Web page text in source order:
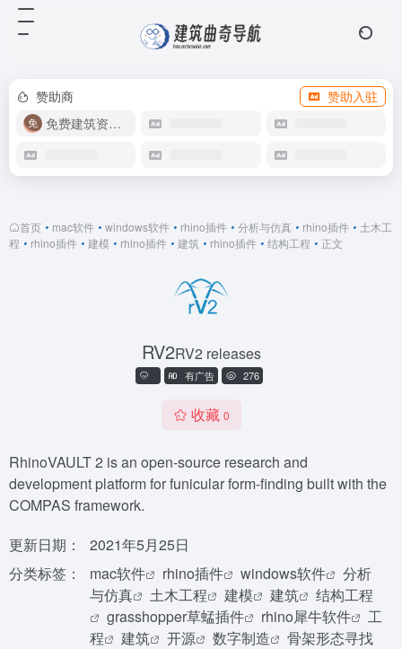
赞助商
赞助入驻
免费建筑资源库
首页 • mac软件 • windows软件 • rhino插件 • 分析与仿真 • rhino插件 • 土木工
程 • rhino插件 • 建模 • rhino插件 • 建筑 • rhino插件 • 结构工程 • 正文
RV2RV2 releases
有广告 276
收藏 0
RhinoVAULT 2 is an open-source research and
development platform for funicular form-finding built with the
COMPAS framework.
更新日期：
2021年5月25日
分类标签：
mac软件 rhino插件 windows软件
分析
与仿真
土木工程 建模 建筑
结构工程
grasshopper草蜢插件
rhino犀牛软件
工
程
建筑 开源 数字制造 骨架形态寻找